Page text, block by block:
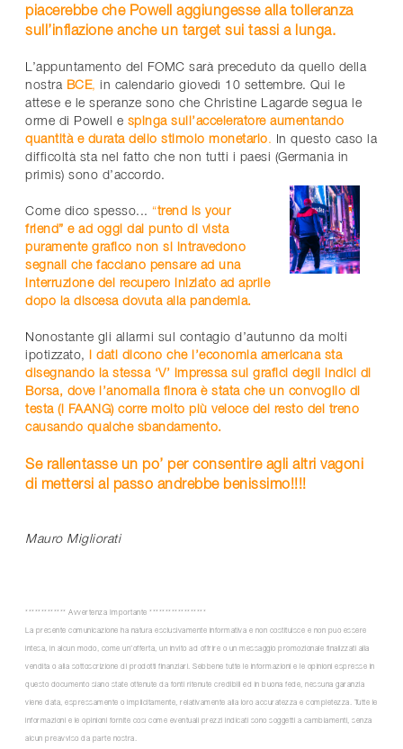
piacerebbe che Powell aggiungesse alla tolleranza
sull’inflazione anche un target sui tassi a lunga.
L’appuntamento del FOMC sarà preceduto da quello della
nostra BCE, in calendario giovedì 10 settembre. Qui le
attese e le speranze sono che Christine Lagarde segua le
orme di Powell e spinga sull’acceleratore aumentando
quantità e durata dello stimolo monetario. In questo caso la
difficoltà sta nel fatto che non tutti i paesi (Germania in
primis) sono d’accordo.
Come dico spesso... “trend is your
friend” e ad oggi dal punto di vista
puramente grafico non si intravedono
segnali che facciano pensare ad una
interruzione del recupero iniziato ad aprile
dopo la discesa dovuta alla pandemia.
Nonostante gli allarmi sul contagio d’autunno da molti
ipotizzato,
i dati dicono che l’economia americana sta
disegnando la stessa ‘V’ impressa sui grafici degli indici di
Borsa, dove l’anomalia finora è stata che un convoglio di
testa (i FAANG) corre molto più veloce del resto del treno
causando qualche sbandamento.
Se rallentasse un po’ per consentire agli altri vagoni
di mettersi al passo andrebbe benissimo!!!!
Mauro Migliorati
************* Avvertenza Importante ******************
La presente comunicazione ha natura esclusivamente informativa e non costituisce e non può essere
intesa, in alcun modo, come un’offerta, un invito ad offrire o un messaggio promozionale finalizzati alla
vendita o alla sottoscrizione di prodotti finanziari. Sebbene tutte le informazioni e le opinioni espresse in
questo documento siano state ottenute da fonti ritenute credibili ed in buona fede, nessuna garanzia
viene data, espressamente o implicitamente, relativamente alla loro accuratezza e completezza. Tutte le
informazioni e le opinioni fornite così come eventuali prezzi indicati sono soggetti a cambiamenti, senza
alcun preavviso da parte nostra.